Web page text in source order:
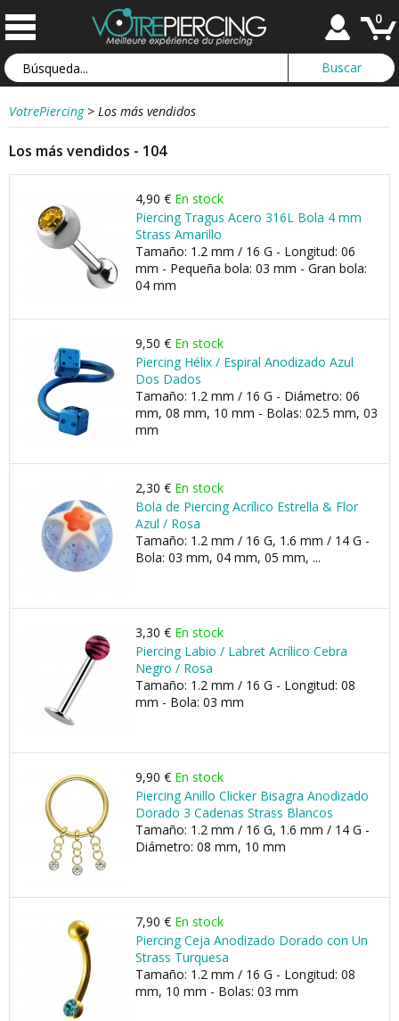
0
VotrePiercing > Los más vendidos
Los más vendidos - 104
4,90 € En stock
Piercing Tragus Acero 316L Bola 4 mm
Strass Amarillo
Tamaño: 1.2 mm / 16 G - Longitud: 06
mm - Pequeña bola: 03 mm - Gran bola:
04 mm
9,50 € En stock
Piercing Hélix / Espiral Anodizado Azul
Dos Dados
Tamaño: 1.2 mm / 16 G - Diámetro: 06
mm, 08 mm, 10 mm - Bolas: 02.5 mm, 03
mm
2,30 € En stock
Bola de Piercing Acrílico Estrella & Flor
Azul / Rosa
Tamaño: 1.2 mm / 16 G, 1.6 mm / 14 G -
Bola: 03 mm, 04 mm, 05 mm, ...
3,30 € En stock
Piercing Labio / Labret Acrílico Cebra
Negro / Rosa
Tamaño: 1.2 mm / 16 G - Longitud: 08
mm - Bola: 03 mm
9,90 € En stock
Piercing Anillo Clicker Bisagra Anodizado
Dorado 3 Cadenas Strass Blancos
Tamaño: 1.2 mm / 16 G, 1.6 mm / 14 G -
Diámetro: 08 mm, 10 mm
7,90 € En stock
Piercing Ceja Anodizado Dorado con Un
Strass Turquesa
Tamaño: 1.2 mm / 16 G - Longitud: 08
mm, 10 mm - Bolas: 03 mm